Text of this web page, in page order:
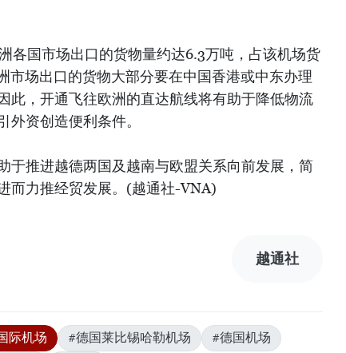
各国市场出口的货物量约达6.3万吨，占该机场货
市场出口的货物大部分要在中国香港或中东办理
此，开通飞往欧洲的直达航线将有助于降低物流
外资创造便利条件。
于推进越德两国及越南与欧盟关系向前发展，简
而力推经贸发展。(越通社-VNA)
越通社
际机场 #德国莱比锡哈勒机场
#德国机场